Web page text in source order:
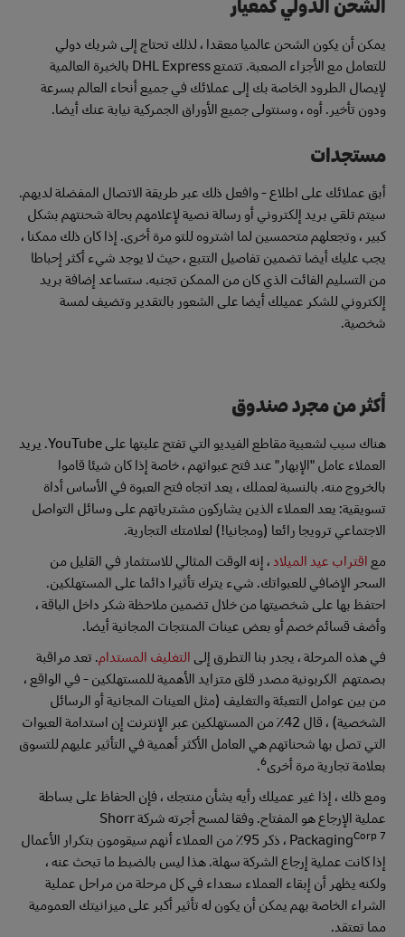
الشحن الدولي كمعيار
يمكن أن يكون الشحن عالميا معقدا ، لذلك تحتاج إلى شريك دولي
للتعامل مع الأجزاء الصعبة. تتمتع DHL Express بالخبرة العالمية
لإيصال الطرود الخاصة بك إلى عملائك في جميع أنحاء العالم بسرعة
ودون تأخير. أوه ، وسنتولى جميع الأوراق الجمركية نيابة عنك أيضا.
مستجدات
أبق عملائك على اطلاع - وافعل ذلك عبر طريقة الاتصال المفضلة لديهم.
سيتم تلقي بريد إلكتروني أو رسالة نصية لإعلامهم بحالة شحنتهم بشكل
كبير ، وتجعلهم متحمسين لما اشتروه للتو مرة أخرى. إذا كان ذلك ممكنا ،
يجب عليك أيضا تضمين تفاصيل التتبع ، حيث لا يوجد شيء أكثر إحباطا
من التسليم الفائت الذي كان من الممكن تجنبه. ستساعد إضافة بريد
إلكتروني للشكر عميلك أيضا على الشعور بالتقدير وتضيف لمسة
شخصية.
أكثر من مجرد صندوق
هناك سبب لشعبية مقاطع الفيديو التي تفتح علبتها على YouTube. يريد
العملاء عامل "الإبهار" عند فتح عبواتهم ، خاصة إذا كان شيئا قاموا
بالخروج منه. بالنسبة لعملك ، يعد اتجاه فتح العبوة في الأساس أداة
تسويقية: يعد العملاء الذين يشاركون مشترياتهم على وسائل التواصل
الاجتماعي ترويجا رائعا (ومجانيا!) لعلامتك التجارية.
مع اقتراب عيد الميلاد ، إنه الوقت المثالي للاستثمار في القليل من
السحر الإضافي للعبواتك. شيء يترك تأثيرا دائما على المستهلكين.
احتفظ بها على شخصيتها من خلال تضمين ملاحظة شكر داخل الباقة ،
وأضف قسائم خصم أو بعض عينات المنتجات المجانية أيضا.
في هذه المرحلة ، يجدر بنا التطرق إلى التغليف المستدام. تعد مراقبة
بصمتهم الكربونية مصدر قلق متزايد الأهمية للمستهلكين - في الواقع ،
من بين عوامل التعبئة والتغليف (مثل العينات المجانية أو الرسائل
الشخصية) ، قال 42٪ من المستهلكين عبر الإنترنت إن استدامة العبوات
التي تصل بها شحناتهم هي العامل الأكثر أهمية في التأثير عليهم للتسوق
بعلامة تجارية مرة أخرى6
.
ومع ذلك ، إذا غير عميلك رأيه بشأن منتجك ، فإن الحفاظ على بساطة
عملية الإرجاع هو المفتاح. وفقا لمسح أجرته شركة Shorr
PackagingCorp 7
، ذكر 95٪ من العملاء أنهم سيقومون بتكرار الأعمال
إذا كانت عملية إرجاع الشركة سهلة. هذا ليس بالضبط ما تبحث عنه ،
ولكنه يظهر أن إبقاء العملاء سعداء في كل مرحلة من مراحل عملية
الشراء الخاصة بهم يمكن أن يكون له تأثير أكبر على ميزانيتك العمومية
مما تعتقد.